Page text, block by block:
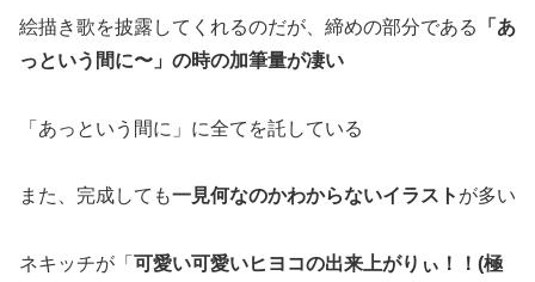
絵描き歌を披露してくれるのだが、締めの部分である
「あ
っという間に〜」の時の加筆量が凄い
「あっという間に」に全てを託している
また、完成しても一見何なのかわからないイラスト が多い
ネキッチが「 可愛い可愛いヒヨコの出来上がりぃ！！(極